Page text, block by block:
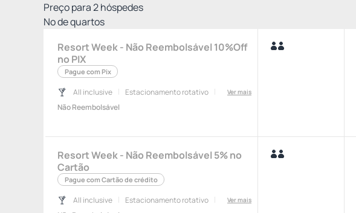
Preço para2hóspedes
Nº de quartos
Resort Week - Não Reembolsável 10%Off
no PIX
Pague com Pix
All inclusive Estacionamento rotativo Ver mais
Não Reembolsável
Resort Week - Não Reembolsável 5% no
Cartão
Pague com Cartão de crédito
All inclusive Estacionamento rotativo Ver mais